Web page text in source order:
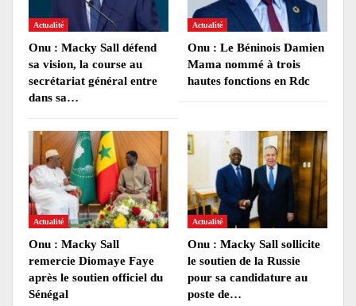
Actualité
Onu : Macky Sall défend
sa vision, la course au
secrétariat général entre
dans sa…
Actualité
Onu : Le Béninois Damien
Mama nommé à trois
hautes fonctions en Rdc
Actualité
Onu : Macky Sall
remercie Diomaye Faye
après le soutien officiel du
Sénégal
Actualité
Onu : Macky Sall sollicite
le soutien de la Russie
pour sa candidature au
poste de…